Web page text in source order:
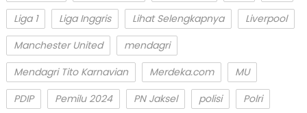
Liga 1
Liga Inggris Lihat Selengkapnya
Liverpool
Manchester United
mendagri
Mendagri Tito Karnavian
Merdeka.com
MU
PDIP
Pemilu 2024 PN Jaksel polisi
Polri